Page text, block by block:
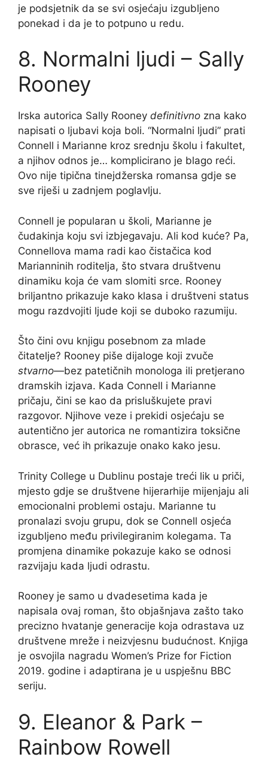
je podsjetnik da se svi osjećaju izgubljeno
ponekad i da je to potpuno u redu.
8. Normalni ljudi – Sally
Rooney
Irska autorica Sally Rooney definitivno zna kako
napisati o ljubavi koja boli. “Normalni ljudi” prati
Connell i Marianne kroz srednju školu i fakultet,
a njihov odnos je… komplicirano je blago reći.
Ovo nije tipična tinejdžerska romansa gdje se
sve riješi u zadnjem poglavlju.
Connell je popularan u školi, Marianne je
čudakinja koju svi izbjegavaju. Ali kod kuće? Pa,
Connellova mama radi kao čistačica kod
Marianninih roditelja, što stvara društvenu
dinamiku koja će vam slomiti srce. Rooney
briljantno prikazuje kako klasa i društveni status
mogu razdvojiti ljude koji se duboko razumiju.
Što čini ovu knjigu posebnom za mlade
čitatelje? Rooney piše dijaloge koji zvuče
stvarno—bez patetičnih monologa ili pretjerano
dramskih izjava. Kada Connell i Marianne
pričaju, čini se kao da prisluškujete pravi
razgovor. Njihove veze i prekidi osjećaju se
autentično jer autorica ne romantizira toksične
obrasce, već ih prikazuje onako kako jesu.
Trinity College u Dublinu postaje treći lik u priči,
mjesto gdje se društvene hijerarhije mijenjaju ali
emocionalni problemi ostaju. Marianne tu
pronalazi svoju grupu, dok se Connell osjeća
izgubljeno među privilegiranim kolegama. Ta
promjena dinamike pokazuje kako se odnosi
razvijaju kada ljudi odrastu.
Rooney je samo u dvadesetima kada je
napisala ovaj roman, što objašnjava zašto tako
precizno hvatanje generacije koja odrastava uz
društvene mreže i neizvjesnu budućnost. Knjiga
je osvojila nagradu Women’s Prize for Fiction
2019. godine i adaptirana je u uspješnu BBC
seriju.
9. Eleanor & Park –
Rainbow Rowell